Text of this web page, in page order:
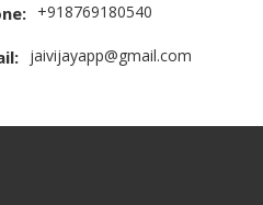
+918769180540
jaivijayapp@gmail.com